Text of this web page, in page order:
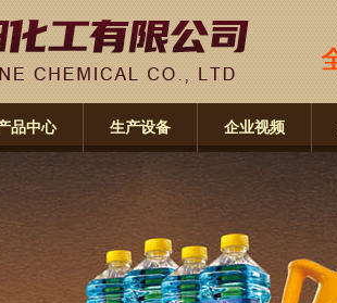
品中心 生产设备 企业视频